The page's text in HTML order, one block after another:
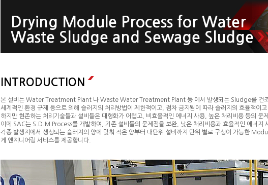
Drying Module Process for Water
Waste Sludge and Sewage Sludge
INTRODUCTION
본 설비는 Water Treatment Plant 나 Waste Water Treatment Plant 등 에서 발생되는 Sludge를 건조
세계적인 환경 규제 등으로 의해 슬러지의 처리방법이 제한적이고, 점차 금지됨에 따라 슬러지의 효율적이
하지만 현존하는 처리기술들과 설비들은 대형화가 어렵고, 비효율적인 에너지 사용, 높은 처리비용 등의 문
이에 SAC는 S.D.M Process를 개발하여, 기존 설비들의 문제점을 보완, 낮은 처리비용과 효율적인 에너지
각종 발생지에서 생성되는 슬러지의 양에 맞춰 적은 양부터 대단위 설비까지 단위 별로 구성이 가능한
게 엔지니어링 서비스를 제공합니다.